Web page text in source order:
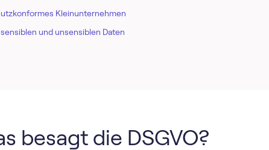
Kleinunternehmen
und unsensiblen Daten
besagt die DSGVO?